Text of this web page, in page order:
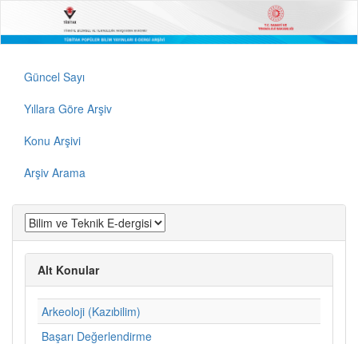
Güncel Sayı
Yıllara Göre Arşiv
Konu Arşivi
Arşiv Arama
Alt Konular
Arkeoloji (Kazıbilim)
Başarı Değerlendirme